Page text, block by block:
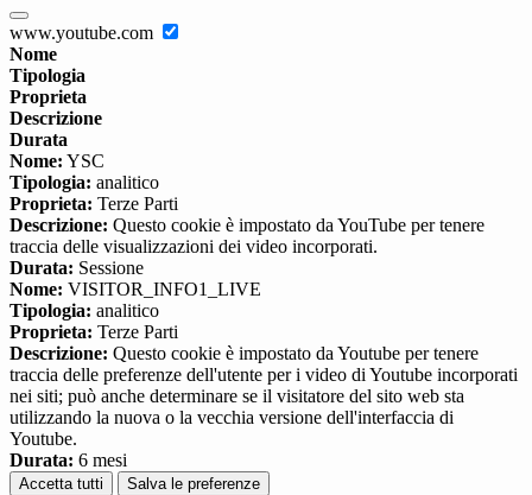
www.youtube.com
Nome
Tipologia
Proprieta
Descrizione
Durata
Nome: YSC
Tipologia: analitico
Proprieta: Terze Parti
Descrizione: Questo cookie è impostato da YouTube per tenere
traccia delle visualizzazioni dei video incorporati.
Durata: Sessione
Nome: VISITOR_INFO1_LIVE
Tipologia: analitico
Proprieta: Terze Parti
Descrizione: Questo cookie è impostato da Youtube per tenere
traccia delle preferenze dell'utente per i video di Youtube incorporati
nei siti; può anche determinare se il visitatore del sito web sta
utilizzando la nuova o la vecchia versione dell'interfaccia di
Youtube.
Durata: 6 mesi
Accetta tutti Salva le preferenze